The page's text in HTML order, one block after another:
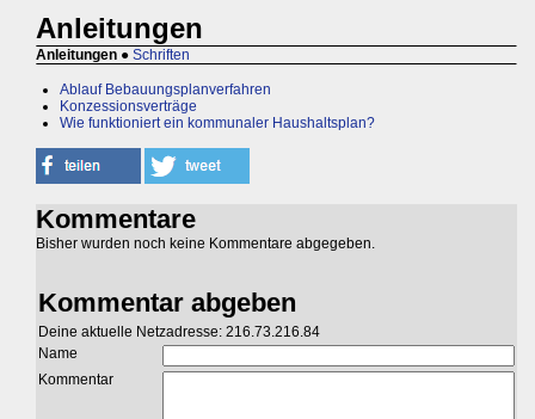
Anleitungen
Anleitungen ● Schriften
Ablauf Bebauungsplanverfahren
Konzessionsverträge
Wie funktioniert ein kommunaler Haushaltsplan?
Kommentare
Bisher wurden noch keine Kommentare abgegeben.
Kommentar abgeben
Deine aktuelle Netzadresse: 216.73.216.84
Name
Kommentar